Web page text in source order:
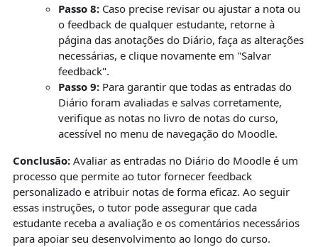
Passo 8: Caso precise revisar ou ajustar a nota ou
o feedback de qualquer estudante, retorne à
página das anotações do Diário, faça as alterações
necessárias, e clique novamente em "Salvar
feedback".
Passo 9: Para garantir que todas as entradas do
Diário foram avaliadas e salvas corretamente,
verifique as notas no livro de notas do curso,
acessível no menu de navegação do Moodle.
Conclusão: Avaliar as entradas no Diário do Moodle é um
processo que permite ao tutor fornecer feedback
personalizado e atribuir notas de forma eficaz. Ao seguir
essas instruções, o tutor pode assegurar que cada
estudante receba a avaliação e os comentários necessários
para apoiar seu desenvolvimento ao longo do curso.